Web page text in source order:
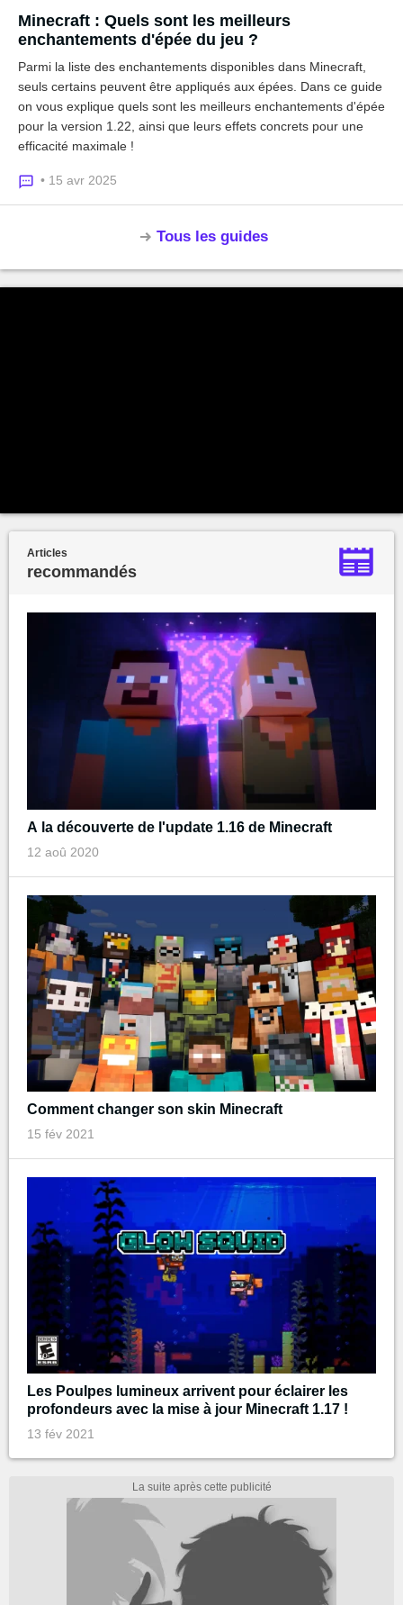
Minecraft : Quels sont les meilleurs
enchantements d'épée du jeu ?
Parmi la liste des enchantements disponibles dans Minecraft,
seuls certains peuvent être appliqués aux épées. Dans ce guide
on vous explique quels sont les meilleurs enchantements d'épée
pour la version 1.22, ainsi que leurs effets concrets pour une
efficacité maximale !
• 15 avr 2025
Tous les guides
Articles
recommandés
A la découverte de l'update 1.16 de Minecraft
12 aoû 2020
Comment changer son skin Minecraft
15 fév 2021
Les Poulpes lumineux arrivent pour éclairer les
profondeurs avec la mise à jour Minecraft 1.17 !
13 fév 2021